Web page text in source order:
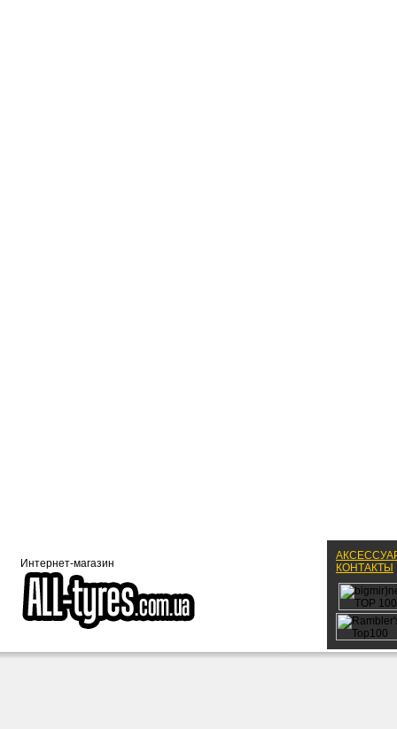
Интернет-магазин
КОНТАКТЫ